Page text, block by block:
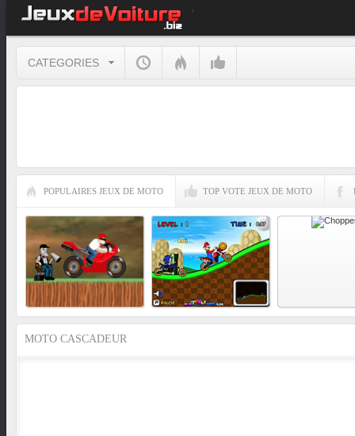
CATEGORIES
POPULAIRES JEUX DE MOTO TOP VOTE JEUX DE MOTO
MOTO CASCADEUR